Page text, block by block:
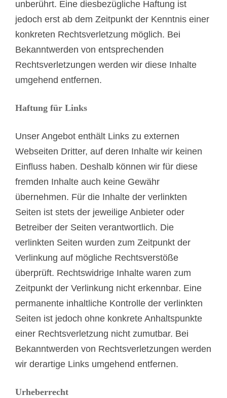
unberührt. Eine diesbezügliche Haftung ist
jedoch erst ab dem Zeitpunkt der Kenntnis einer
konkreten Rechtsverletzung möglich. Bei
Bekanntwerden von entsprechenden
Rechtsverletzungen werden wir diese Inhalte
umgehend entfernen.
Haftung für Links
Unser Angebot enthält Links zu externen
Webseiten Dritter, auf deren Inhalte wir keinen
Einfluss haben. Deshalb können wir für diese
fremden Inhalte auch keine Gewähr
übernehmen. Für die Inhalte der verlinkten
Seiten ist stets der jeweilige Anbieter oder
Betreiber der Seiten verantwortlich. Die
verlinkten Seiten wurden zum Zeitpunkt der
Verlinkung auf mögliche Rechtsverstöße
überprüft. Rechtswidrige Inhalte waren zum
Zeitpunkt der Verlinkung nicht erkennbar. Eine
permanente inhaltliche Kontrolle der verlinkten
Seiten ist jedoch ohne konkrete Anhaltspunkte
einer Rechtsverletzung nicht zumutbar. Bei
Bekanntwerden von Rechtsverletzungen werden
wir derartige Links umgehend entfernen.
Urheberrecht